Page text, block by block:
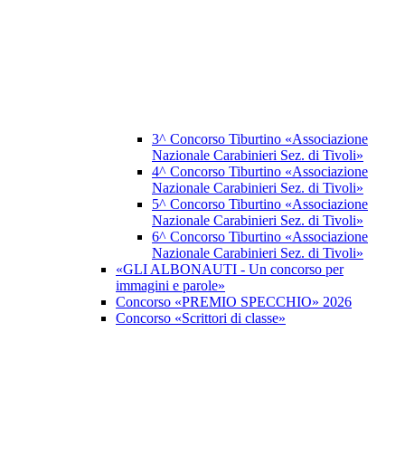
3^ Concorso Tiburtino «Associazione
Nazionale Carabinieri Sez. di Tivoli»
4^ Concorso Tiburtino «Associazione
Nazionale Carabinieri Sez. di Tivoli»
5^ Concorso Tiburtino «Associazione
Nazionale Carabinieri Sez. di Tivoli»
6^ Concorso Tiburtino «Associazione
Nazionale Carabinieri Sez. di Tivoli»
«GLI ALBONAUTI - Un concorso per
immagini e parole»
Concorso «PREMIO SPECCHIO» 2026
Concorso «Scrittori di classe»